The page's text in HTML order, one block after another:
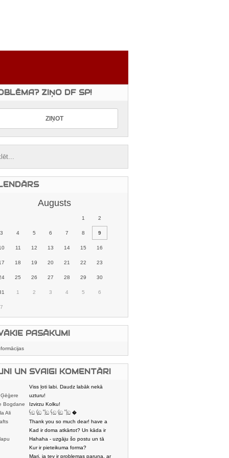
ZIŅO DF SP!
Augusts
1 2
3 4 5 6 7 8 9
11 12 13 14 15 16
18 19 20 21 22 23
25 26 27 28 29 30
1 2 3 4 5 6
7
PASĀKUMI
UN SVAIGI KOMENTĀRI
Viss ļoti labi. Daudz labāk nekā
karstmaizīšu
uzturu!
Bogdane
Izvirzu Kolku!
Ali
𓌜ඞ 𓌱ඞ 𓌏ඞ 𓌜ඞ 𓌱ඞ 𓌏ඞ �
Thank you so much dear! have a
nice day
Kad ir doma atkārtot? Un kāda ir
aptuvenā dalī
Hahaha - uzgāju šo postu un tā
sasmējos. Četr
Kur ir pieteikuma forma?
Mari, ja tev ir problemas paruna, ar